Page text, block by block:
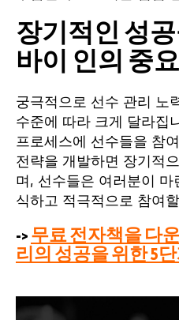
장기적인 성
바이 인의 중
궁극적으로 선수 관리 노
수준에 따라 크게 달라집
프로세스에 선수들을 참
전략을 개발하면 장기적
며, 선수들은 여러분이 마
식하고 적극적으로 참여
-> 무료 전자책을 다
리의 성공을 위한 5단